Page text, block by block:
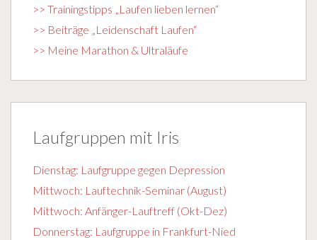
>> Trainingstipps „Laufen lieben lernen“
>> Beiträge „Leidenschaft Laufen“
>> Meine Marathon & Ultraläufe
Laufgruppen mit Iris
Dienstag: Laufgruppe gegen Depression
Mittwoch: Lauftechnik-Seminar (August)
Mittwoch: Anfänger-Lauftreff (Okt-Dez)
Donnerstag: Laufgruppe in Frankfurt-Nied